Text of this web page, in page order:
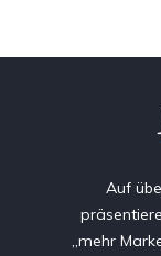
Auf
„mehr